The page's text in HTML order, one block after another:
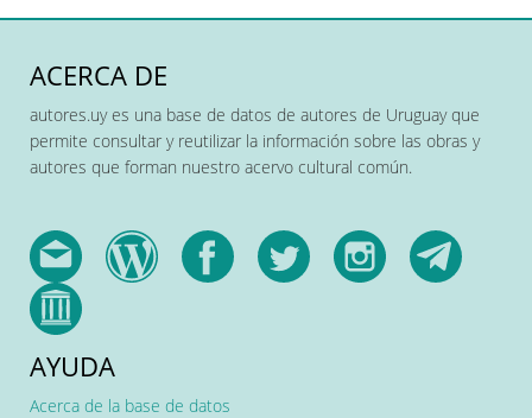
ACERCA DE
autores.uy es una base de datos de autores de Uruguay que
permite consultar y reutilizar la información sobre las obras y
autores que forman nuestro acervo cultural común.
AYUDA
Acerca de la base de datos